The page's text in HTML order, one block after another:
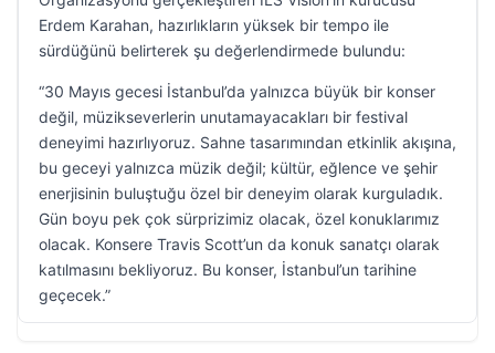
Erdem Karahan, hazırlıkların yüksek bir tempo ile
sürdüğünü belirterek şu değerlendirmede bulundu:
“30 Mayıs gecesi İstanbul’da yalnızca büyük bir konser
değil, müzikseverlerin unutamayacakları bir festival
deneyimi hazırlıyoruz. Sahne tasarımından etkinlik akışına,
bu geceyi yalnızca müzik değil; kültür, eğlence ve şehir
enerjisinin buluştuğu özel bir deneyim olarak kurguladık.
Gün boyu pek çok sürprizimiz olacak, özel konuklarımız
olacak. Konsere Travis Scott’un da konuk sanatçı olarak
katılmasını bekliyoruz. Bu konser, İstanbul’un tarihine
geçecek.”